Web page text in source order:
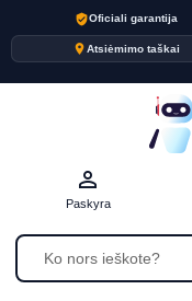
verified_userOficiali garantija
placeAtsiėmimo taškai
person_outline
Paskyra